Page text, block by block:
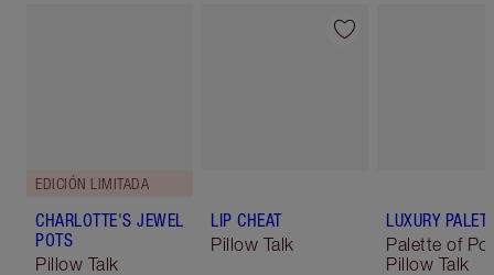
EDICIÓN LIMITADA
CHARLOTTE'S JEWEL
POTS
Pillow Talk
LIP CHEAT
Pillow Talk
LUXURY
Palette of
Pillow Talk